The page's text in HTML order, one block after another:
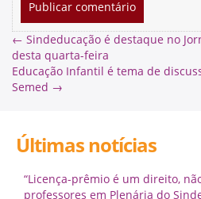
← Sindeducação é destaque no
desta quarta-feira
Educação Infantil é tema de
Semed →
Últimas notícias
“Licença-prêmio é um direito,
professores em Plenária do